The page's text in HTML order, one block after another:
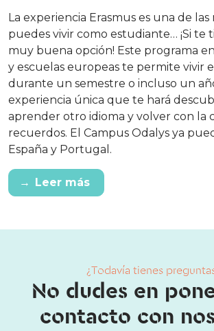
La experiencia Erasmus es una de
puedes vivir como estudiante… ¡Si te
muy buena opción! Este programa
y escuelas europeas te permite vivir
durante un semestre o incluso un
experiencia única que te hará
aprender otro idioma y volver con la
recuerdos. El Campus Odalys ya
España y Portugal.
→ Leer más
¿Todavía tienes
No dudes en
contacto con